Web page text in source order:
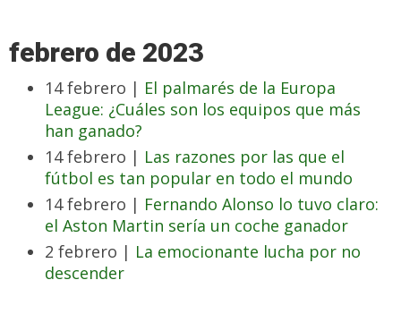
febrero de 2023
14 febrero | El palmarés de la Europa
League: ¿Cuáles son los equipos que más
han ganado?
14 febrero | Las razones por las que el
fútbol es tan popular en todo el mundo
14 febrero | Fernando Alonso lo tuvo claro:
el Aston Martin sería un coche ganador
2 febrero | La emocionante lucha por no
descender